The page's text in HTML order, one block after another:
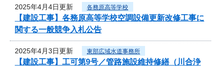
2025年4月4日更新 各務原高等学校
【建設工事】各務原高等学校空調設備更新改修工事に
関する一般競争入札公告
2025年4月3日更新 東部広域水道事務所
【建設工事】工可第9号／管路施設維持修繕（川合浄